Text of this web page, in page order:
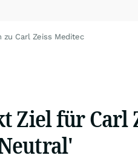
zu Carl Zeiss Meditec
Ziel für Carl